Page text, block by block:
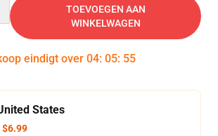
TOEVOEGEN AAN
WINKELWAGEN
eindigt over 04: 05: 54
States
$6.99